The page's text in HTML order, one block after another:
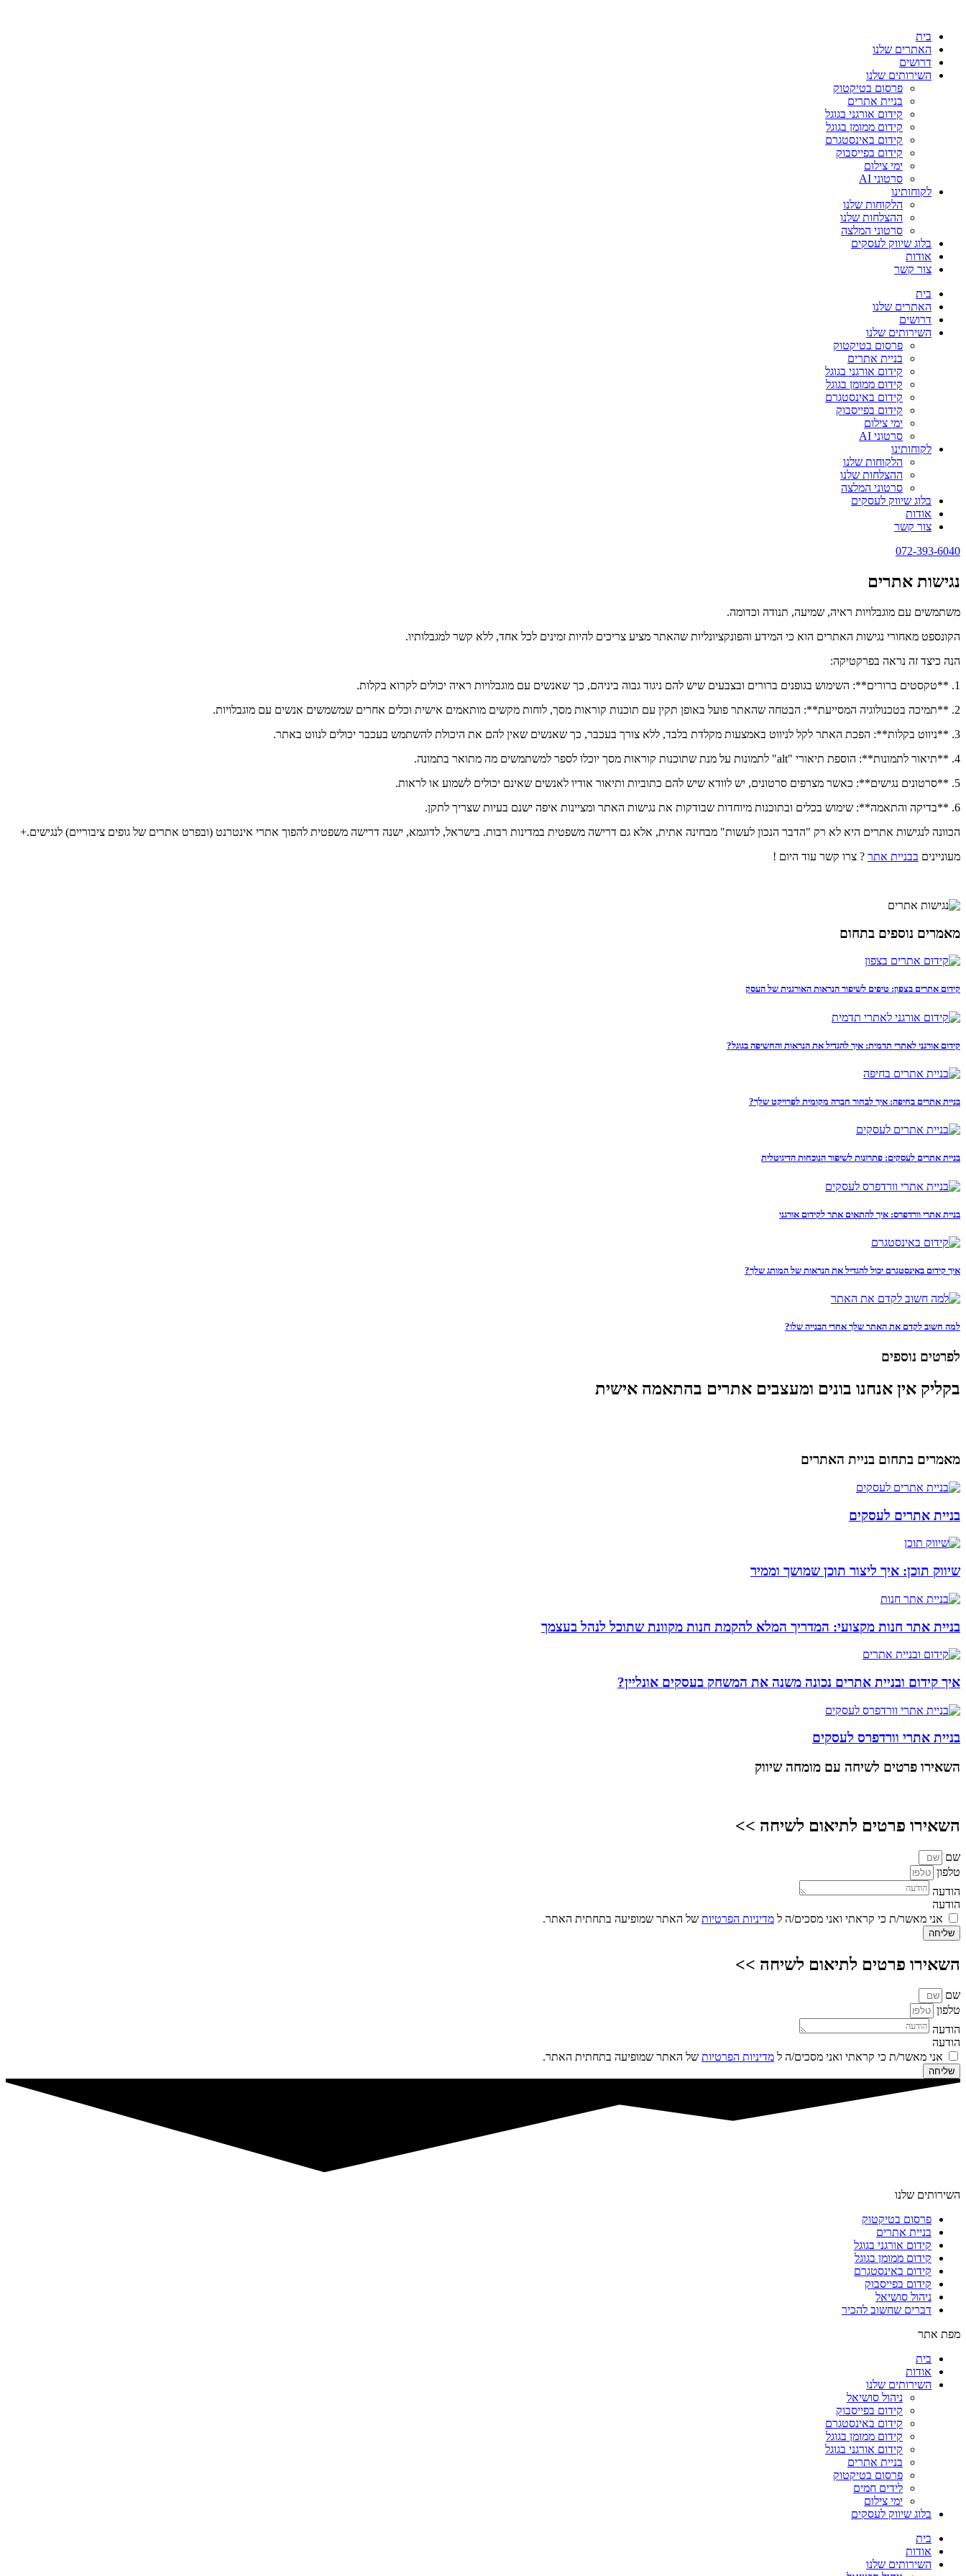
בית
האתרים שלנו
דרושים
השירותים שלנו
פרסום בטיקטוק
בניית אתרים
קידום אורגני בגוגל
קידום ממומן בגוגל
קידום באינסטגרם
קידום בפייסבוק
ימי צילום
סרטוני AI
לקוחותינו
הלקוחות שלנו
ההצלחות שלנו
סרטוני המלצה
בלוג שיווק לעסקים
אודות
צור קשר
בית
האתרים שלנו
דרושים
השירותים שלנו
פרסום בטיקטוק
בניית אתרים
קידום אורגני בגוגל
קידום ממומן בגוגל
קידום באינסטגרם
קידום בפייסבוק
ימי צילום
סרטוני AI
לקוחותינו
הלקוחות שלנו
ההצלחות שלנו
סרטוני המלצה
בלוג שיווק לעסקים
אודות
צור קשר
072-393-6040
נגישות אתרים
משתמשים עם מוגבלויות ראיה, שמיעה, תנודה וכדומה.
הקונספט מאחורי נגישות האתרים הוא כי המידע והפונקציונליות שהאתר מציע צריכים להיות זמינים לכל אחד, ללא קשר למגבלותיו.
הנה כיצד זה נראה בפרקטיקה:
1. **טקסטים ברורים**: השימוש בגופנים ברורים ובצבעים שיש להם ניגוד גבוה ביניהם, כך שאנשים עם מוגבלויות ראיה יכולים לקרוא בקלות.
2. **תמיכה בטכנולוגיה המסייעת**: הבטחה שהאתר פועל באופן תקין עם תוכנות קוראות מסך, לוחות מקשים מותאמים אישית וכלים אחרים שמשמשים אנשים עם מוגבלויות.
3. **ניווט בקלות**: הפכת האתר לקל לניווט באמצעות מקלדת בלבד, ללא צורך בעכבר, כך שאנשים שאין להם את היכולת להשתמש בעכבר יכולים לנווט באתר.
4. **תיאור לתמונות**: הוספת תיאורי "alt" לתמונות על מנת שתוכנות קוראות מסך יוכלו לספר למשתמשים מה מתואר בתמונה.
5. **סרטונים נגישים**: כאשר מצרפים סרטונים, יש לוודא שיש להם כתוביות ותיאור אודיו לאנשים שאינם יכולים לשמוע או לראות.
6. **בדיקה והתאמה**: שימוש בכלים ובתוכנות מיוחדות שבודקות את נגישות האתר ומציינות איפה ישנם בעיות שצריך לתקן.
הכוונה לנגישות אתרים היא לא רק "הדבר הנכון לעשות" מבחינה אתית, אלא גם דרישה משפטית במדינות רבות. בישראל, לדוגמא, ישנה דרישה משפטית להפוך אתרי אינטרנט (ובפרט אתרים של גופים ציבוריים) לנגישים.+
מעוניינים בבניית אתר ? צרו קשר עוד היום !
מאמרים נוספים בתחום
קידום אתרים בצפון: טיפים לשיפור הנראות האורגנית של העסק
קידום אורגני לאתרי תדמית: איך להגדיל את הנראות והחשיפה בגוגל?
בניית אתרים בחיפה: איך לבחור חברה מקומית לפרויקט שלך?
בניית אתרים לעסקים: פתרונות לשיפור הנוכחות הדיגיטלית
בניית אתרי וורדפרס: איך להתאים אתר לקידום אורגני
איך קידום באינסטגרם יכול להגדיל את הנראות של המותג שלך?
למה חשוב לקדם את האתר שלך אחרי הבנייה שלו?
לפרטים נוספים
בקליק אין אנחנו בונים ומעצבים אתרים בהתאמה אישית
מאמרים בתחום בניית האתרים
בניית אתרים לעסקים
שיווק תוכן: איך ליצור תוכן שמושך וממיר
בניית אתר חנות מקצועי: המדריך המלא להקמת חנות מקוונת שתוכל לנהל בעצמך
איך קידום ובניית אתרים נכונה משנה את המשחק בעסקים אונליין?
בניית אתרי וורדפרס לעסקים
השאירו פרטים לשיחה עם מומחה שיווק
השאירו פרטים לתיאום לשיחה >>
שם
טלפון
הודעה
הודעה
אני מאשר/ת כי קראתי ואני מסכים/ה ל מדיניות הפרטיות של האתר שמופיעה בתחתית האתר.
שליחה
השאירו פרטים לתיאום לשיחה >>
שם
טלפון
הודעה
הודעה
אני מאשר/ת כי קראתי ואני מסכים/ה ל מדיניות הפרטיות של האתר שמופיעה בתחתית האתר.
שליחה
השירותים שלנו
פרסום בטיקטוק
בניית אתרים
קידום אורגני בגוגל
קידום ממומן בגוגל
קידום באינסטגרם
קידום בפייסבוק
ניהול סושיאל
דברים שחשוב להכיר
מפת אתר
בית
אודות
השירותים שלנו
ניהול סושיאל
קידום בפייסבוק
קידום באינסטגרם
קידום ממומן בגוגל
קידום אורגני בגוגל
בניית אתרים
פרסום בטיקטוק
לידים חמים
ימי צילום
בלוג שיווק לעסקים
בית
אודות
השירותים שלנו